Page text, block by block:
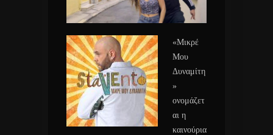
«Μικρέ
Μου
Δυναμίτη
»
ονομάζετ
αι η
καινούρια